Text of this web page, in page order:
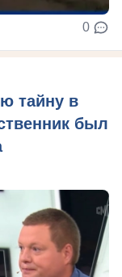
0
тайну в
был